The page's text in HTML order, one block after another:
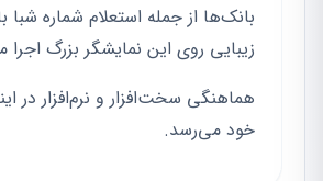
بانک‌ها از جمله استعلام شماره شبا
زیبایی روی این نمایشگر بزرگ
هماهنگی سخت‌افزار و نرم‌افزار در
خود می‌رسد.